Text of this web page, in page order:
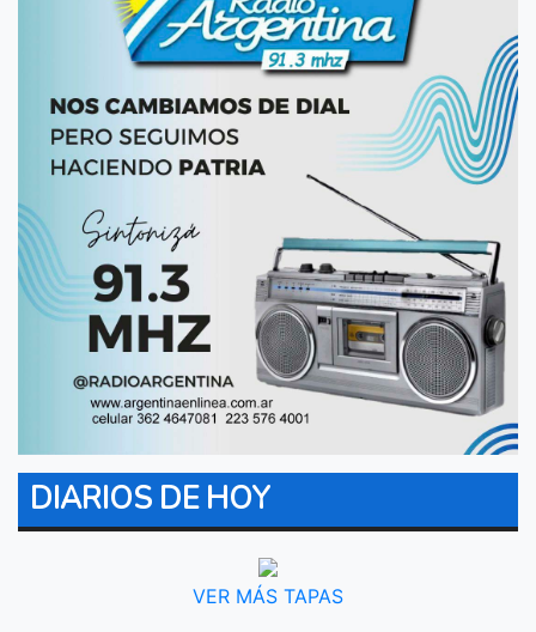
DIARIOS DE HOY
VER MÁS TAPAS